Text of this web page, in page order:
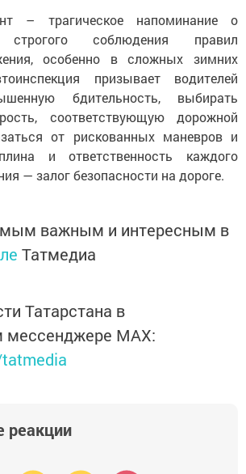
– трагическое напоминание о
строгого соблюдения правил
особенно в сложных зимних
призывает водителей
бдительность, выбирать
соответствующую дорожной
от рискованных маневров и
и ответственность каждого
— залог безопасности на дороге.
важным и интересным в
Татмедиа
Татарстана в
мессенджере MАХ:
реакции